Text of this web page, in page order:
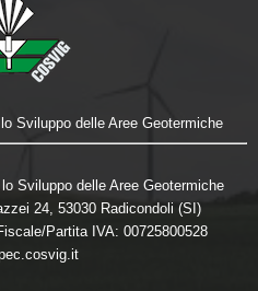
Sviluppo delle Aree Geotermiche
Sviluppo delle Aree Geotermiche
24, 53030 Radicondoli (SI)
Partita IVA: 00725800528